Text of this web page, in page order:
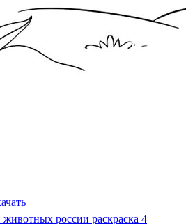
животных россии раскраска 4